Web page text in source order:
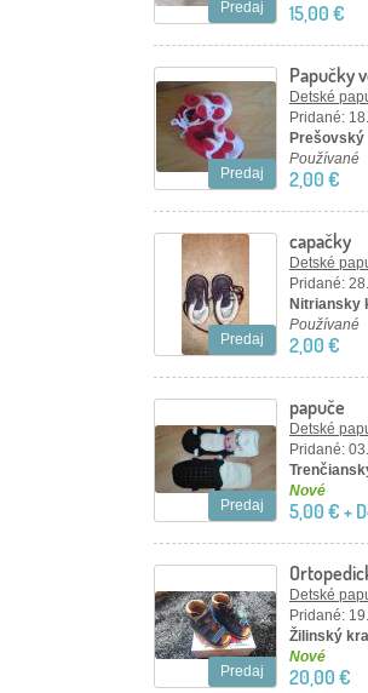
Predaj 15,00 €
Predaj
Papučky
Detské
Pridané:
Používané
2,00 €
Predaj
capačky
Detské
Pridané:
Nitriansky
Používané
2,00 €
Predaj
papuče
Detské
Pridané:
Nové
5,00 € +
Predaj
Detské
Pridané:
Žilinský
Nové
20,00 €